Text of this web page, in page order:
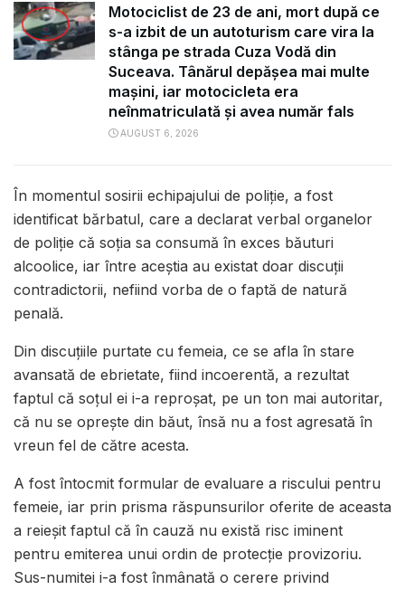
Motociclist de 23 de ani, mort după ce
s-a izbit de un autoturism care vira la
stânga pe strada Cuza Vodă din
Suceava. Tânărul depășea mai multe
mașini, iar motocicleta era
neînmatriculată și avea număr fals
AUGUST 6, 2026
În momentul sosirii echipajului de poliție, a fost
identificat bărbatul, care a declarat verbal organelor
de poliție că soția sa consumă în exces băuturi
alcoolice, iar între aceștia au existat doar discuții
contradictorii, nefiind vorba de o faptă de natură
penală.
Din discuțiile purtate cu femeia, ce se afla în stare
avansată de ebrietate, fiind incoerentă, a rezultat
faptul că soțul ei i-a reproșat, pe un ton mai autoritar,
că nu se oprește din băut, însă nu a fost agresată în
vreun fel de către acesta.
A fost întocmit formular de evaluare a riscului pentru
femeie, iar prin prisma răspunsurilor oferite de aceasta
a reieșit faptul că în cauză nu există risc iminent
pentru emiterea unui ordin de protecție provizoriu.
Sus-numitei i-a fost înmânată o cerere privind